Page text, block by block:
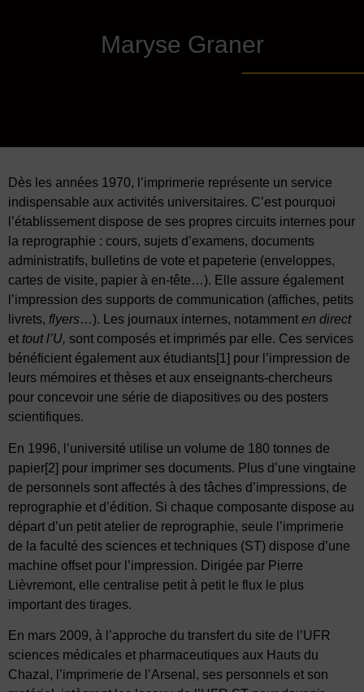
Maryse Graner
Dès les années 1970, l’imprimerie représente un service
indispensable aux activités universitaires. C’est pourquoi
l’établissement dispose de ses propres circuits internes pour
la reprographie : cours, sujets d’examens, documents
administratifs, bulletins de vote et papeterie (enveloppes,
cartes de visite, papier à en-tête…). Elle assure également
l’impression des supports de communication (affiches, petits
livrets, flyers…). Les journaux internes, notamment en direct
et tout l’U, sont composés et imprimés par elle. Ces services
bénéficient également aux étudiants[1] pour l’impression de
leurs mémoires et thèses et aux enseignants-chercheurs
pour concevoir une série de diapositives ou des posters
scientifiques.
En 1996, l’université utilise un volume de 180 tonnes de
papier[2] pour imprimer ses documents. Plus d’une vingtaine
de personnels sont affectés à des tâches d’impressions, de
reprographie et d’édition. Si chaque composante dispose au
départ d’un petit atelier de reprographie, seule l’imprimerie
de la faculté des sciences et techniques (ST) dispose d’une
machine offset pour l’impression. Dirigée par Pierre
Lièvremont, elle centralise petit à petit le flux le plus
important des tirages.
En mars 2009, à l’approche du transfert du site de l’UFR
sciences médicales et pharmaceutiques aux Hauts du
Chazal, l’imprimerie de l’Arsenal, ses personnels et son